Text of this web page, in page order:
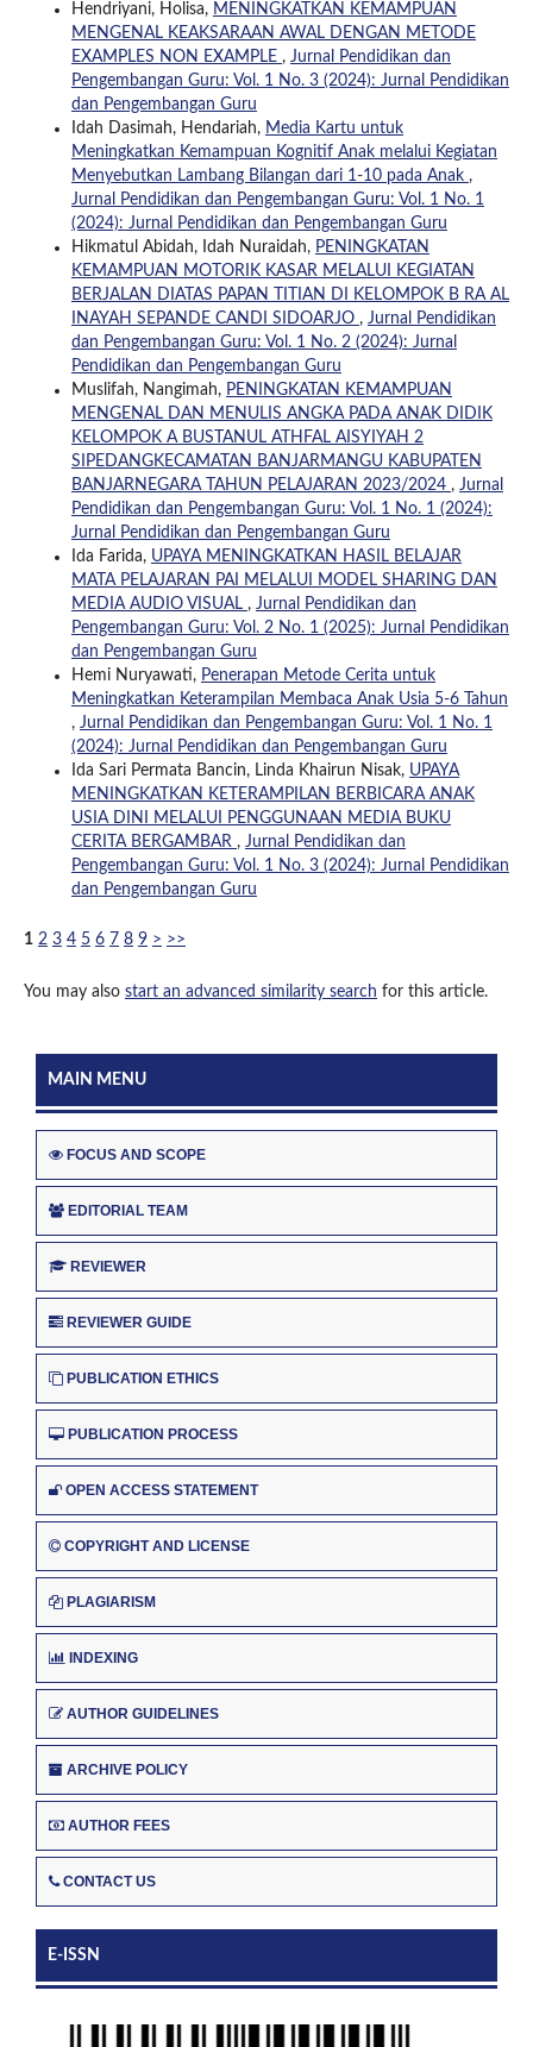
Hendriyani, Holisa, MENINGKATKAN KEMAMPUAN
MENGENAL KEAKSARAAN AWAL DENGAN METODE
EXAMPLES NON EXAMPLE , Jurnal Pendidikan dan
Pengembangan Guru: Vol. 1 No. 3 (2024): Jurnal Pendidikan
dan Pengembangan Guru
Idah Dasimah, Hendariah, Media Kartu untuk
Meningkatkan Kemampuan Kognitif Anak melalui Kegiatan
Menyebutkan Lambang Bilangan dari 1-10 pada Anak ,
Jurnal Pendidikan dan Pengembangan Guru: Vol. 1 No. 1
(2024): Jurnal Pendidikan dan Pengembangan Guru
Hikmatul Abidah, Idah Nuraidah, PENINGKATAN
KEMAMPUAN MOTORIK KASAR MELALUI KEGIATAN
BERJALAN DIATAS PAPAN TITIAN DI KELOMPOK B RA AL
INAYAH SEPANDE CANDI SIDOARJO , Jurnal Pendidikan
dan Pengembangan Guru: Vol. 1 No. 2 (2024): Jurnal
Pendidikan dan Pengembangan Guru
Muslifah, Nangimah, PENINGKATAN KEMAMPUAN
MENGENAL DAN MENULIS ANGKA PADA ANAK DIDIK
KELOMPOK A BUSTANUL ATHFAL AISYIYAH 2
SIPEDANGKECAMATAN BANJARMANGU KABUPATEN
BANJARNEGARA TAHUN PELAJARAN 2023/2024 , Jurnal
Pendidikan dan Pengembangan Guru: Vol. 1 No. 1 (2024):
Jurnal Pendidikan dan Pengembangan Guru
Ida Farida, UPAYA MENINGKATKAN HASIL BELAJAR
MATA PELAJARAN PAI MELALUI MODEL SHARING DAN
MEDIA AUDIO VISUAL , Jurnal Pendidikan dan
Pengembangan Guru: Vol. 2 No. 1 (2025): Jurnal Pendidikan
dan Pengembangan Guru
Hemi Nuryawati, Penerapan Metode Cerita untuk
Meningkatkan Keterampilan Membaca Anak Usia 5-6 Tahun
, Jurnal Pendidikan dan Pengembangan Guru: Vol. 1 No. 1
(2024): Jurnal Pendidikan dan Pengembangan Guru
Ida Sari Permata Bancin, Linda Khairun Nisak, UPAYA
MENINGKATKAN KETERAMPILAN BERBICARA ANAK
USIA DINI MELALUI PENGGUNAAN MEDIA BUKU
CERITA BERGAMBAR , Jurnal Pendidikan dan
Pengembangan Guru: Vol. 1 No. 3 (2024): Jurnal Pendidikan
dan Pengembangan Guru
1 2 3 4 5 6 7 8 9 > >>
You may also start an advanced similarity search for this article.
MAIN MENU
FOCUS AND SCOPE
EDITORIAL TEAM
REVIEWER
REVIEWER GUIDE
PUBLICATION ETHICS
PUBLICATION PROCESS
OPEN ACCESS STATEMENT
COPYRIGHT AND LICENSE
PLAGIARISM
INDEXING
AUTHOR GUIDELINES
ARCHIVE POLICY
AUTHOR FEES
CONTACT US
E-ISSN